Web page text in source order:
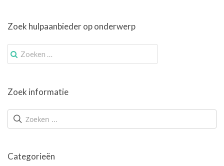
Zoek hulpaanbieder op onderwerp
Zoek
naar:
Zoek informatie
Categorieën